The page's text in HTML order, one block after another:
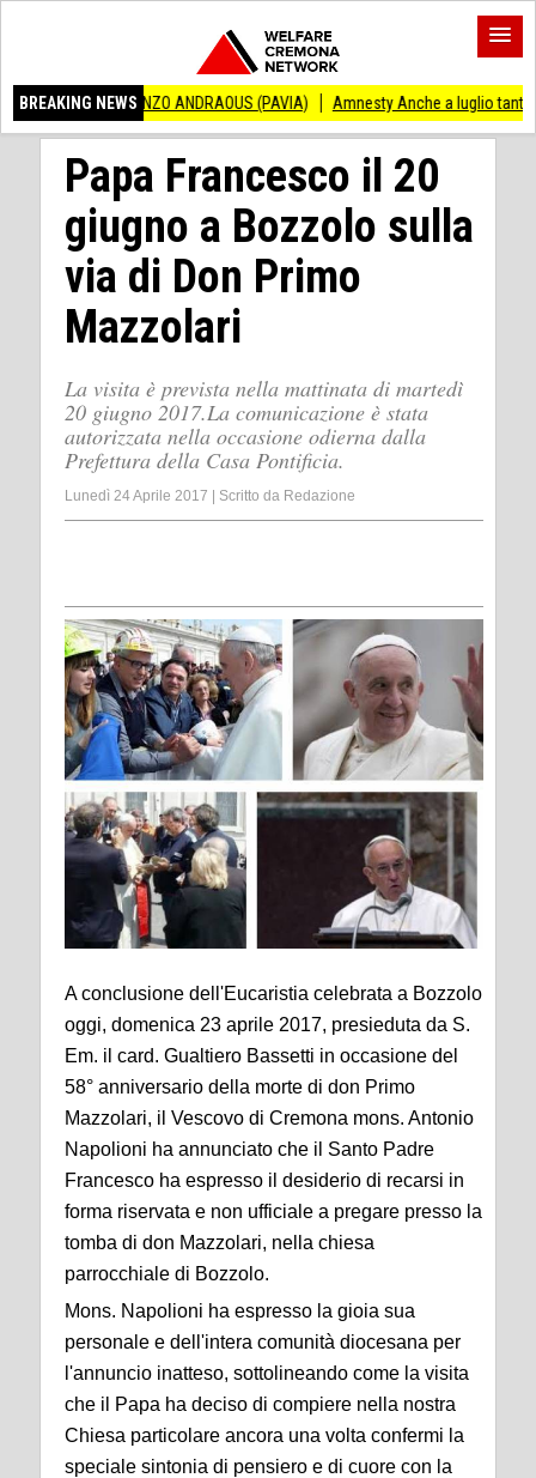
BREAKING NEWS
ANDRAOUS (PAVIA) Amnesty Anche a luglio tanti successi ed
Papa Francesco il 20
giugno a Bozzolo sulla
via di Don Primo
Mazzolari
La visita è prevista nella mattinata di martedì
20 giugno 2017.La comunicazione è stata
autorizzata nella occasione odierna dalla
Prefettura della Casa Pontificia.
Lunedì 24 Aprile 2017 Scritto da Redazione
A conclusione dell'Eucaristia celebrata a Bozzolo
oggi, domenica 23 aprile 2017, presieduta da S.
Em. il card. Gualtiero Bassetti in occasione del
58° anniversario della morte di don Primo
Mazzolari, il Vescovo di Cremona mons. Antonio
Napolioni ha annunciato che il Santo Padre
Francesco ha espresso il desiderio di recarsi in
forma riservata e non ufficiale a pregare presso la
tomba di don Mazzolari, nella chiesa
parrocchiale di Bozzolo.
Mons. Napolioni ha espresso la gioia sua
personale e dell'intera comunità diocesana per
l'annuncio inatteso, sottolineando come la visita
che il Papa ha deciso di compiere nella nostra
Chiesa particolare ancora una volta confermi la
speciale sintonia di pensiero e di cuore con la